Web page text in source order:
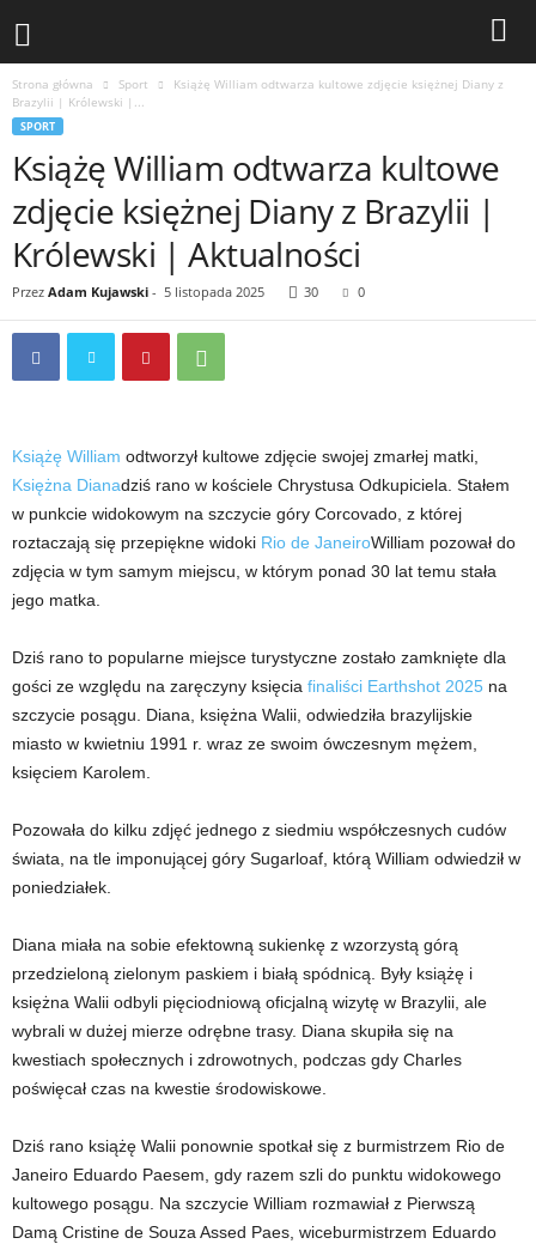
Strona główna Sport
Książę William odtwarza kultowe zdjęcie księżnej Diany z
Brazylii | Królewski |...
SPORT
Książę William odtwarza kultowe
zdjęcie księżnej Diany z Brazylii |
Królewski | Aktualności
Przez Adam Kujawski - 5 listopada 2025 30 0
Książę William odtworzył kultowe zdjęcie swojej zmarłej matki,
Księżna Dianadziś rano w kościele Chrystusa Odkupiciela. Stałem
w punkcie widokowym na szczycie góry Corcovado, z której
roztaczają się przepiękne widoki Rio de JaneiroWilliam pozował do
zdjęcia w tym samym miejscu, w którym ponad 30 lat temu stała
jego matka.
Dziś rano to popularne miejsce turystyczne zostało zamknięte dla
gości ze względu na zaręczyny księcia finaliści Earthshot 2025 na
szczycie posągu. Diana, księżna Walii, odwiedziła brazylijskie
miasto w kwietniu 1991 r. wraz ze swoim ówczesnym mężem,
księciem Karolem.
Pozowała do kilku zdjęć jednego z siedmiu współczesnych cudów
świata, na tle imponującej góry Sugarloaf, którą William odwiedził w
poniedziałek.
Diana miała na sobie efektowną sukienkę z wzorzystą górą
przedzieloną zielonym paskiem i białą spódnicą. Były książę i
księżna Walii odbyli pięciodniową oficjalną wizytę w Brazylii, ale
wybrali w dużej mierze odrębne trasy. Diana skupiła się na
kwestiach społecznych i zdrowotnych, podczas gdy Charles
poświęcał czas na kwestie środowiskowe.
Dziś rano książę Walii ponownie spotkał się z burmistrzem Rio de
Janeiro Eduardo Paesem, gdy razem szli do punktu widokowego
kultowego posągu. Na szczycie William rozmawiał z Pierwszą
Damą Cristine de Souza Assed Paes, wiceburmistrzem Eduardo